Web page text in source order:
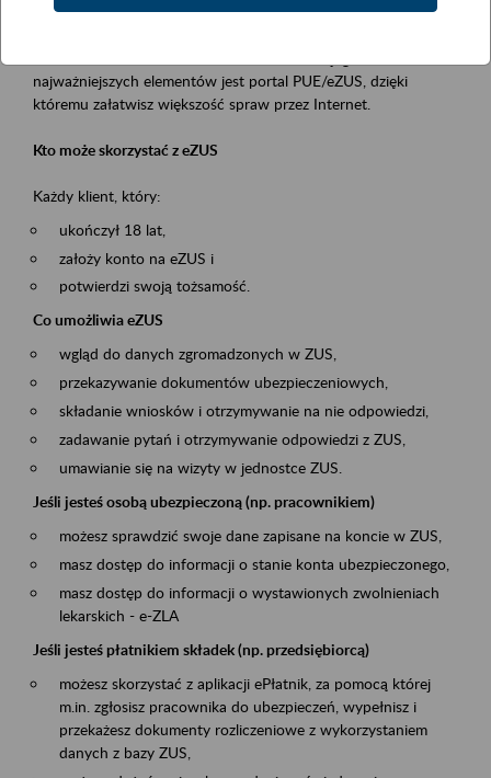
Platforma Usług Elektronicznych ZUS eZUS
najważniejszych elementów jest portal PUE/eZUS, dzięki
któremu załatwisz większość spraw przez Internet.
Kto może skorzystać z eZUS
Każdy klient, który:
ukończył 18 lat,
założy konto na eZUS i
potwierdzi swoją tożsamość.
Co umożliwia eZUS
wgląd do danych zgromadzonych w ZUS,
przekazywanie dokumentów ubezpieczeniowych,
składanie wniosków i otrzymywanie na nie odpowiedzi,
zadawanie pytań i otrzymywanie odpowiedzi z ZUS,
umawianie się na wizyty w jednostce ZUS.
Jeśli jesteś osobą ubezpieczoną (np. pracownikiem)
możesz sprawdzić swoje dane zapisane na koncie w ZUS,
masz dostęp do informacji o stanie konta ubezpieczonego,
masz dostęp do informacji o wystawionych zwolnieniach
lekarskich - e-ZLA
Jeśli jesteś płatnikiem składek (np. przedsiębiorcą)
możesz skorzystać z aplikacji ePłatnik, za pomocą której
m.in. zgłosisz pracownika do ubezpieczeń, wypełnisz i
przekażesz dokumenty rozliczeniowe z wykorzystaniem
danych z bazy ZUS,